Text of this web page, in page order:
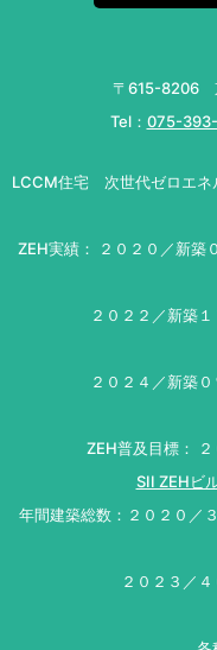
〒615-8206
Tel： 075-
LCCM住宅 次世代ゼロエ
ZEH実績： ２０２０／新
２０２２／新築１７％
２０２４／新築０％
ZEH普及目標：
SII ZEHビ
年間建築総数：２０２０
２０２３／４０件